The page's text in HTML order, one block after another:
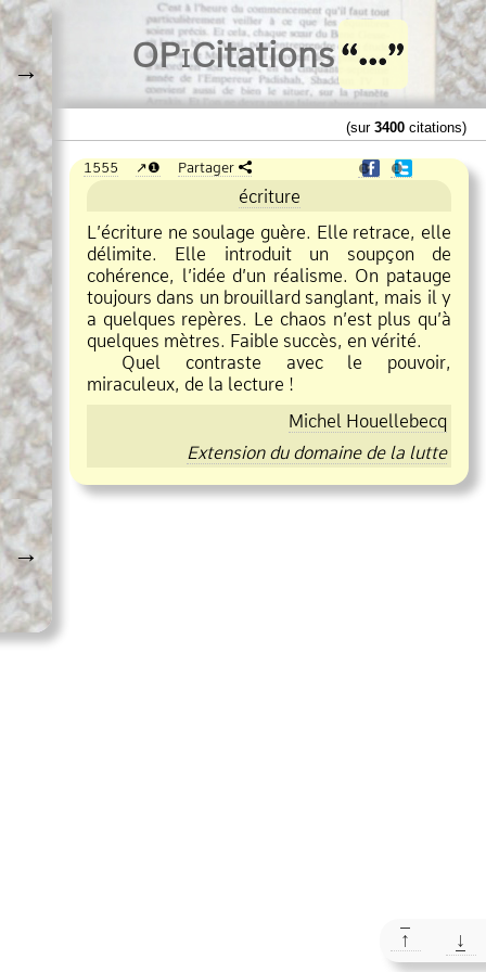
→
→
OPiCitations
(sur 3400 citations)
1555 ❶ Partager ❶ ❶
écriture
L’écriture ne soulage guère. Elle retrace, elle
délimite. Elle introduit un soupçon de
cohérence, l’idée d’un réalisme. On patauge
toujours dans un brouillard sanglant, mais il y
a quelques repères. Le chaos n’est plus qu’à
quelques mètres. Faible succès, en vérité.
Quel contraste avec le pouvoir,
miraculeux, de la lecture !
Michel Houellebecq
Extension du domaine de la lutte
↑ ↓